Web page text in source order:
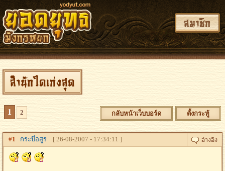
สมาชิก
สำนักใดเก่งสุด
1 2 กลับหน้าเว็บบอร์ด ตั้งกระทู้
#1 กระบี่อสูร [ 26-08-2007 - 17:34:11 ]